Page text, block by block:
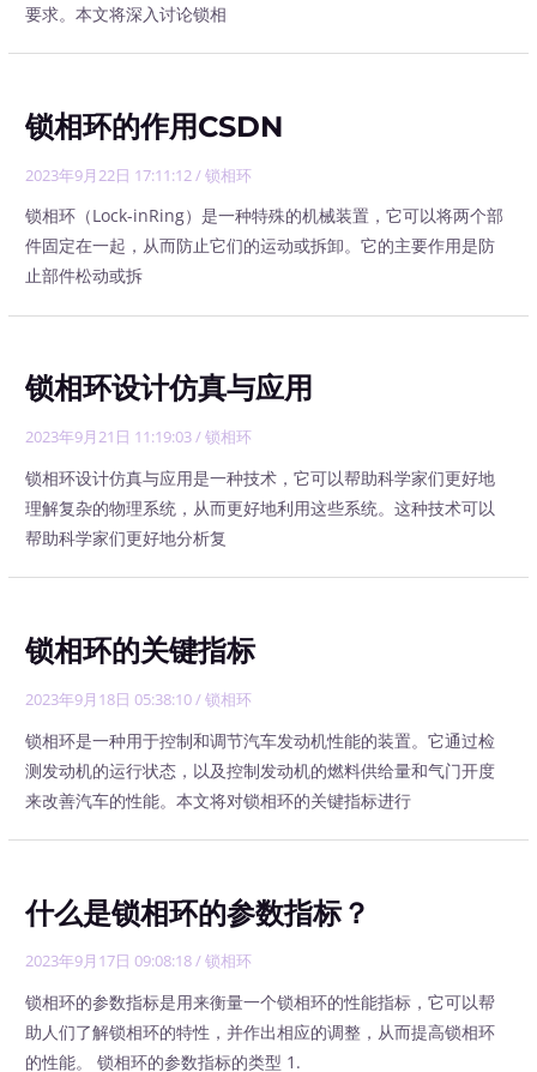
要求。本文将深入讨论锁相
锁相环的作用CSDN
2023年9月22日 17:11:12/锁相环
锁相环（Lock-inRing）是一种特殊的机械装置，它可以将两个部
件固定在一起，从而防止它们的运动或拆卸。它的主要作用是防
止部件松动或拆
锁相环设计仿真与应用
2023年9月21日 11:19:03/锁相环
锁相环设计仿真与应用是一种技术，它可以帮助科学家们更好地
理解复杂的物理系统，从而更好地利用这些系统。这种技术可以
帮助科学家们更好地分析复
锁相环的关键指标
2023年9月18日 05:38:10/锁相环
锁相环是一种用于控制和调节汽车发动机性能的装置。它通过检
测发动机的运行状态，以及控制发动机的燃料供给量和气门开度
来改善汽车的性能。本文将对锁相环的关键指标进行
什么是锁相环的参数指标？
2023年9月17日 09:08:18/锁相环
锁相环的参数指标是用来衡量一个锁相环的性能指标，它可以帮
助人们了解锁相环的特性，并作出相应的调整，从而提高锁相环
的性能。 锁相环的参数指标的类型 1.